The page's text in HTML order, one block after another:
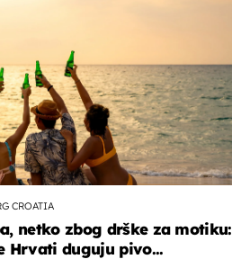
CROATIA
netko zbog drške za motiku:
Hrvati duguju pivo...